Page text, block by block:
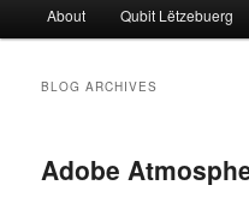
About Qubit Lëtzebuerg
BLOG ARCHIVES
Adobe